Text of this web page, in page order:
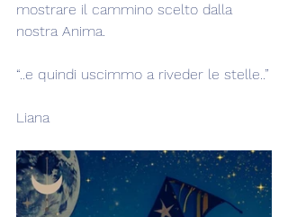
mostrare il cammino scelto dalla
nostra Anima.
“..e quindi uscimmo a riveder le stelle..”
Liana